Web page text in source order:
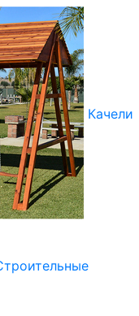
Качели